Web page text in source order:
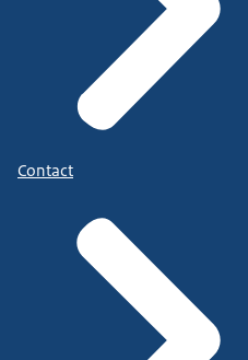
Contact